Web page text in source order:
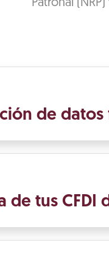
Patronal
de datos
tus CFDI